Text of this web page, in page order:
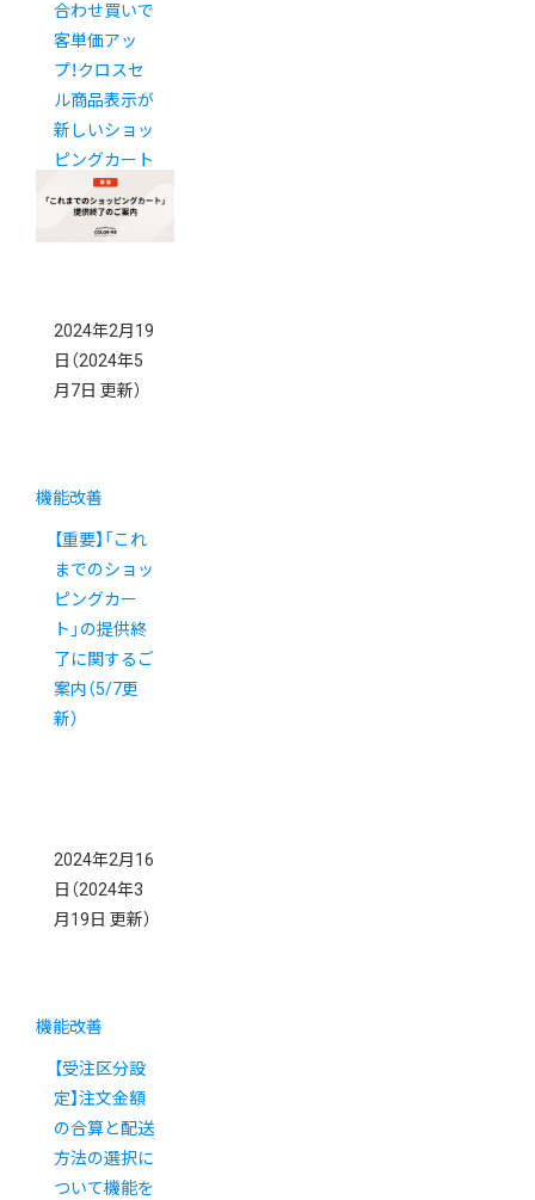
合わせ買いで
客単価アッ
プ！クロスセ
ル商品表示が
新しいショッ
ピングカート
で使えるよう
になりました
2024年2月19
日 （2024年5
月7日 更新）
機能改善
【重要】「これ
までのショッ
ピングカー
ト」の提供終
了に関するご
案内（5/7更
新）
2024年2月16
日 （2024年3
月19日 更新）
機能改善
【受注区分設
定】注文金額
の合算と配送
方法の選択に
ついて機能を